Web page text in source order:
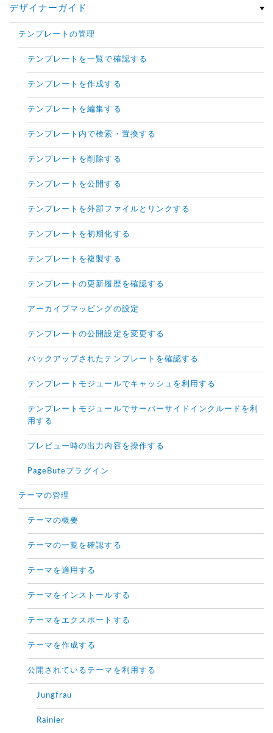
デザイナーガイド
テンプレートの管理
テンプレートを一覧で確認する
テンプレートを作成する
テンプレートを編集する
テンプレート内で検索・置換する
テンプレートを削除する
テンプレートを公開する
テンプレートを外部ファイルとリンクする
テンプレートを初期化する
テンプレートを複製する
テンプレートの更新履歴を確認する
アーカイブマッピングの設定
テンプレートの公開設定を変更する
バックアップされたテンプレートを確認する
テンプレートモジュールでキャッシュを利用する
テンプレートモジュールでサーバーサイドインクルードを利
用する
プレビュー時の出力内容を操作する
PageButeプラグイン
テーマの管理
テーマの概要
テーマの一覧を確認する
テーマを適用する
テーマをインストールする
テーマをエクスポートする
テーマを作成する
公開されているテーマを利用する
Jungfrau
Rainier